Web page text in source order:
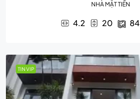
NHÀ MẶT TIỀN
4.2 20 84
TIN VIP